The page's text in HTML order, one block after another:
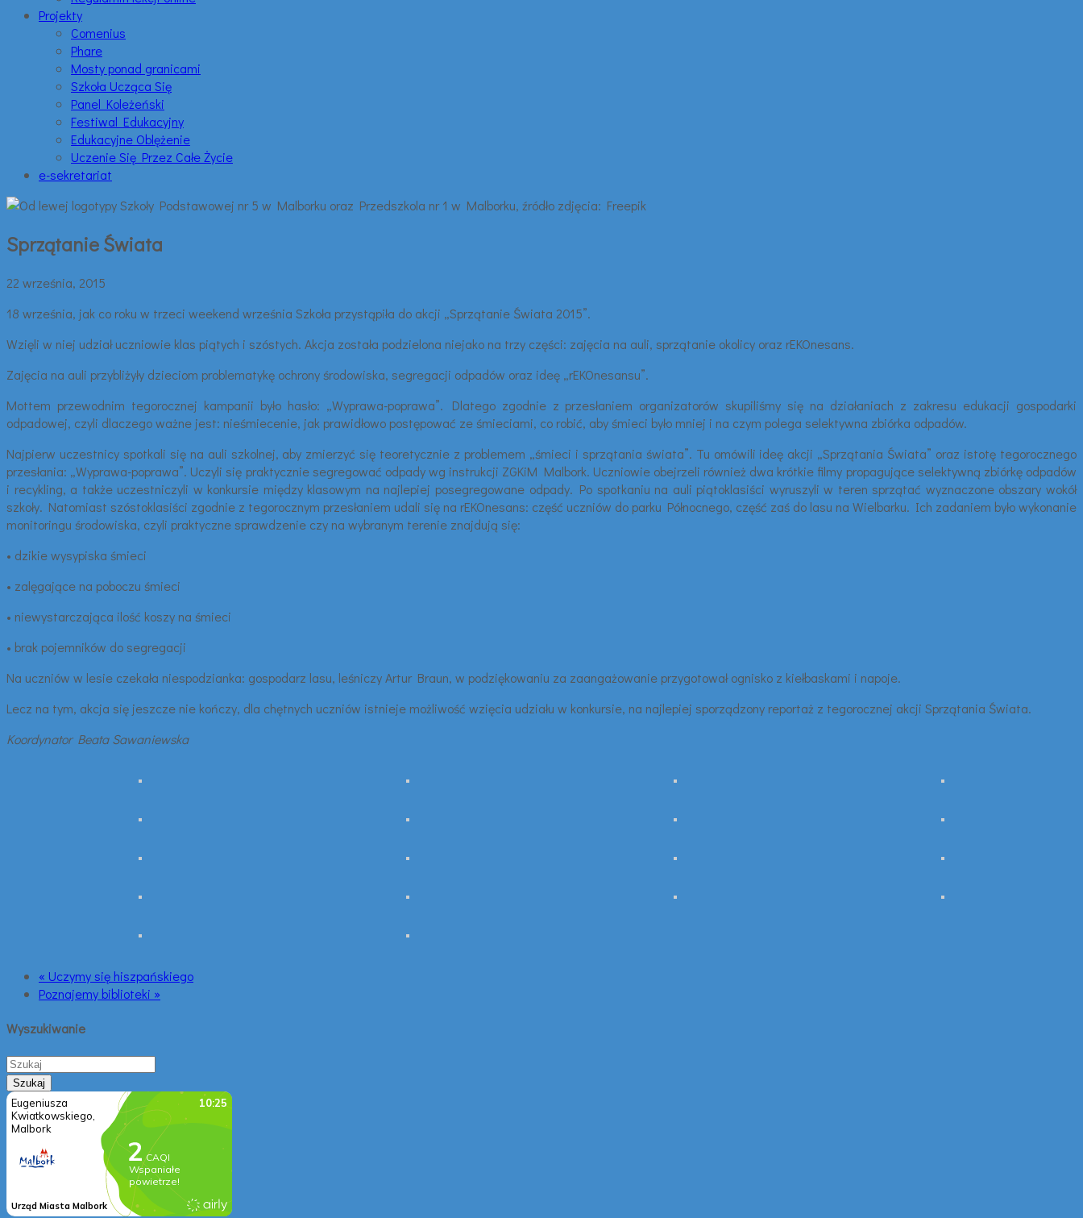
Projekty
Comenius
Phare
Mosty ponad granicami
Szkoła Ucząca Się
Panel Koleżeński
Festiwal Edukacyjny
Edukacyjne Oblężenie
Uczenie Się Przez Całe Życie
e-sekretariat
Sprzątanie Świata
22 września, 2015
18 września, jak co roku w trzeci weekend września Szkoła przystąpiła do akcji „Sprzątanie Świata 2015”.
Wzięli w niej udział uczniowie klas piątych i szóstych. Akcja została podzielona niejako na trzy części: zajęcia na auli, sprzątanie okolicy oraz rEKOnesans.
Zajęcia na auli przybliżyły dzieciom problematykę ochrony środowiska, segregacji odpadów oraz ideę „rEKOnesansu”.
Mottem przewodnim tegorocznej kampanii było hasło: „Wyprawa-poprawa”. Dlatego zgodnie z przesłaniem organizatorów skupiliśmy się na działaniach z zakresu edukacji gospodarki
odpadowej, czyli dlaczego ważne jest: nieśmiecenie, jak prawidłowo postępować ze śmieciami, co robić, aby śmieci było mniej i na czym polega selektywna zbiórka odpadów.
Najpierw uczestnicy spotkali się na auli szkolnej, aby zmierzyć się teoretycznie z problemem „śmieci i sprzątania świata”. Tu omówili ideę akcji „Sprzątania Świata” oraz istotę tegorocznego
przesłania: „Wyprawa-poprawa”. Uczyli się praktycznie segregować odpady wg instrukcji ZGKiM Malbork. Uczniowie obejrzeli również dwa krótkie filmy propagujące selektywną zbiórkę odpadów
i recykling, a także uczestniczyli w konkursie między klasowym na najlepiej posegregowane odpady. Po spotkaniu na auli piątoklasiści wyruszyli w teren sprzątać wyznaczone obszary wokół
szkoły. Natomiast szóstoklasiści zgodnie z tegorocznym przesłaniem udali się na rEKOnesans: część uczniów do parku Północnego, część zaś do lasu na Wielbarku. Ich zadaniem było wykonanie
monitoringu środowiska, czyli praktyczne sprawdzenie czy na wybranym terenie znajdują się:
• dzikie wysypiska śmieci
• zalęgające na poboczu śmieci
• niewystarczająca ilość koszy na śmieci
• brak pojemników do segregacji
Na uczniów w lesie czekała niespodzianka: gospodarz lasu, leśniczy Artur Braun, w podziękowaniu za zaangażowanie przygotował ognisko z kiełbaskami i napoje.
Lecz na tym, akcja się jeszcze nie kończy, dla chętnych uczniów istnieje możliwość wzięcia udziału w konkursie, na najlepiej sporządzony reportaż z tegorocznej akcji Sprzątania Świata.
Koordynator Beata Sawaniewska
« Uczymy się hiszpańskiego
Poznajemy biblioteki »
Wyszukiwanie